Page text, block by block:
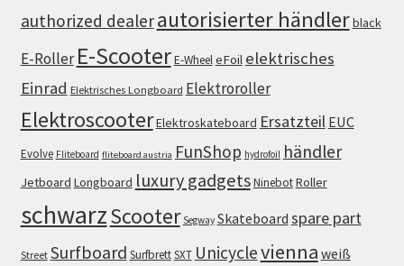
authorized dealerautorisierter händlerblack
E-Roller E-ScooterE-WheeleFoil elektrisches
Einrad Elektrisches Longboard Elektroroller
ElektroscooterElektroskateboard Ersatzteil EUC
Evolve Fliteboard fliteboard austria FunShop hydrofoil händler
Jetboard Longboard luxury gadgetsNinebotRoller
schwarzScooter Segway Skateboard spare part
Street Surfboard SurfbrettSXT Unicyclevienna weiß